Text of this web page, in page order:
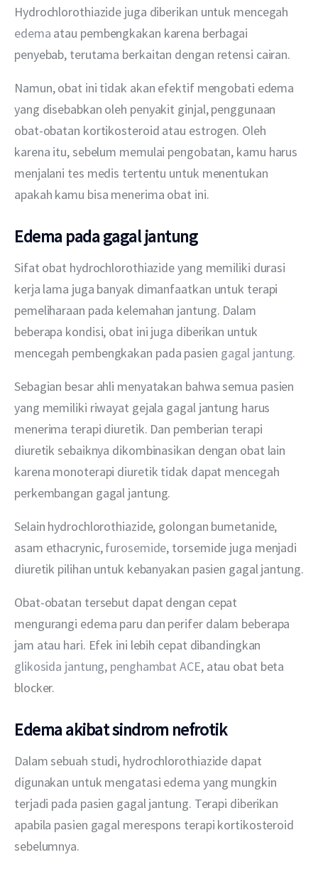
Hydrochlorothiazide juga diberikan untuk mencegah
edema atau pembengkakan karena berbagai
penyebab, terutama berkaitan dengan retensi cairan.
Namun, obat ini tidak akan efektif mengobati edema
yang disebabkan oleh penyakit ginjal, penggunaan
obat-obatan kortikosteroid atau estrogen. Oleh
karena itu, sebelum memulai pengobatan, kamu harus
menjalani tes medis tertentu untuk menentukan
apakah kamu bisa menerima obat ini.
Edema pada gagal jantung
Sifat obat hydrochlorothiazide yang memiliki durasi
kerja lama juga banyak dimanfaatkan untuk terapi
pemeliharaan pada kelemahan jantung. Dalam
beberapa kondisi, obat ini juga diberikan untuk
mencegah pembengkakan pada pasien gagal jantung.
Sebagian besar ahli menyatakan bahwa semua pasien
yang memiliki riwayat gejala gagal jantung harus
menerima terapi diuretik. Dan pemberian terapi
diuretik sebaiknya dikombinasikan dengan obat lain
karena monoterapi diuretik tidak dapat mencegah
perkembangan gagal jantung.
Selain hydrochlorothiazide, golongan bumetanide,
asam ethacrynic, furosemide, torsemide juga menjadi
diuretik pilihan untuk kebanyakan pasien gagal jantung.
Obat-obatan tersebut dapat dengan cepat
mengurangi edema paru dan perifer dalam beberapa
jam atau hari. Efek ini lebih cepat dibandingkan
glikosida jantung, penghambat ACE, atau obat beta
blocker.
Edema akibat sindrom nefrotik
Dalam sebuah studi, hydrochlorothiazide dapat
digunakan untuk mengatasi edema yang mungkin
terjadi pada pasien gagal jantung. Terapi diberikan
apabila pasien gagal merespons terapi kortikosteroid
sebelumnya.